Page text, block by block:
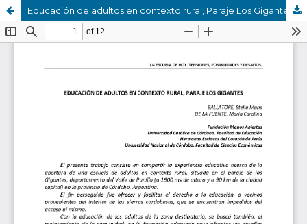
Educación de adultos en contexto rural, Paraje Los Gigantes.